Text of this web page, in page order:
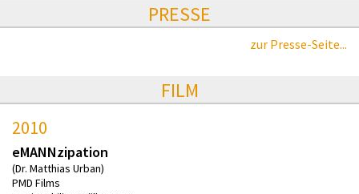
PRESSE
zur Presse-Seite...
FILM
2010
eMANNzipation
(Dr. Matthias Urban)
PMD Films